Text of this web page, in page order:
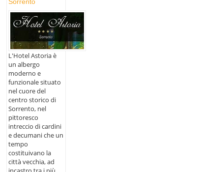
Sorrento
L'Hotel Astoria è
un albergo
moderno e
funzionale situato
nel cuore del
centro storico di
Sorrento, nel
pittoresco
intreccio di cardini
e decumani che un
tempo
costituivano la
città vecchia, ad